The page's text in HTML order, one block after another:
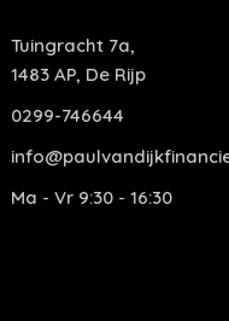
Tuingracht 7a,
1483 AP, De Rijp
0299-746644
Ma - Vr 9:30 - 16:30